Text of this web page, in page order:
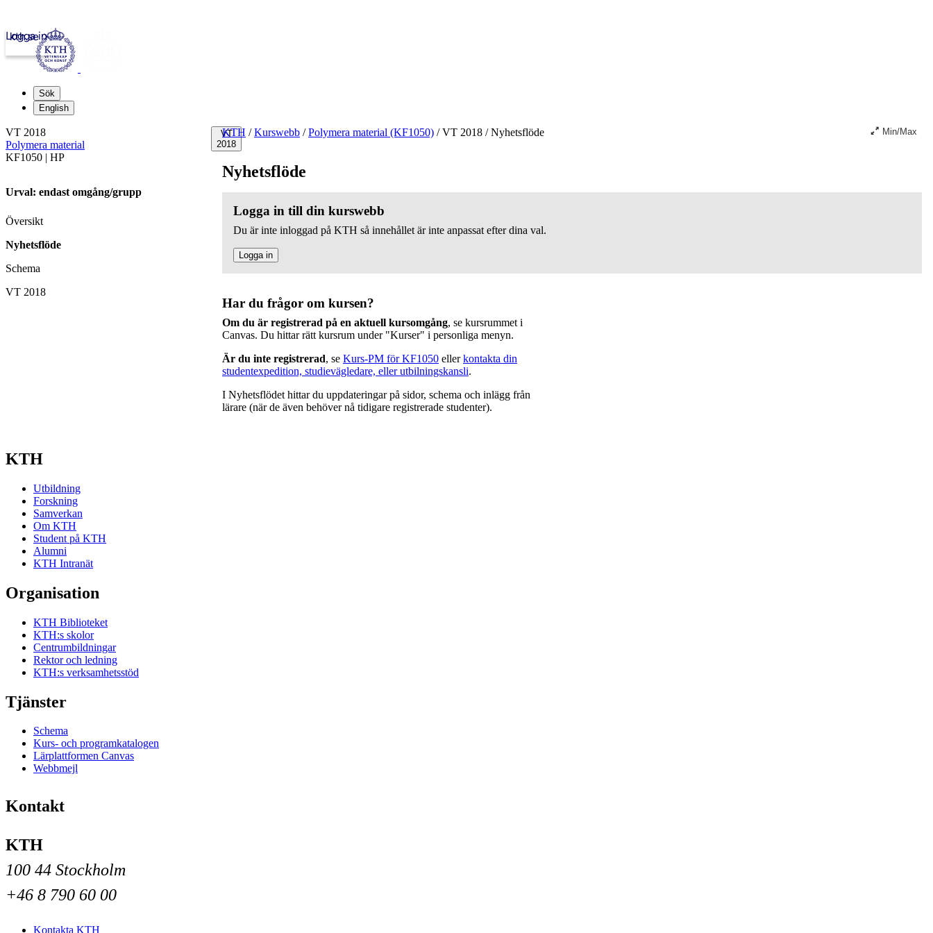
kth.se
Logga in
Sök
English
VT
2018
KTH / Kurswebb / Polymera material (KF1050) /VT 2018 /Nyhetsflöde Min/Max
Nyhetsflöde
Logga in till din kurswebb
Du är inte inloggad på KTH så innehållet är inte anpassat efter dina val.
Logga in
Har du frågor om kursen?
Om du är registrerad på en aktuell kursomgång, se kursrummet i
Canvas. Du hittar rätt kursrum under "Kurser" i personliga menyn.
Är du inte registrerad, se Kurs-PM för KF1050 ellerkontakta din
studentexpedition, studievägledare, eller utbilningskansli.
I Nyhetsflödet hittar du uppdateringar på sidor, schema och inlägg från
lärare (när de även behöver nå tidigare registrerade studenter).
VT 2018
Polymera material
KF1050 | HP
Urval: endast omgång/grupp
Översikt
Nyhetsflöde
Schema
VT 2018
KTH
Utbildning
Forskning
Samverkan
Om KTH
Student på KTH
Alumni
KTH Intranät
Organisation
KTH Biblioteket
KTH:s skolor
Centrumbildningar
Rektor och ledning
KTH:s verksamhetsstöd
Tjänster
Schema
Kurs- och programkatalogen
Lärplattformen Canvas
Webbmejl
Kontakt
KTH
100 44 Stockholm
+46 8 790 60 00
Kontakta KTH